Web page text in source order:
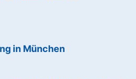
in München